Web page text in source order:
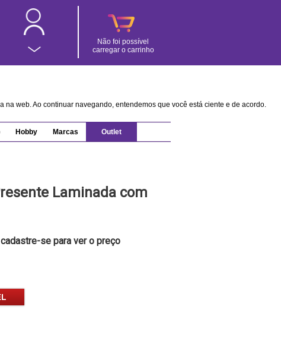
Não foi possível
carregar o carrinho
web. Ao continuar navegando, entendemos que você está ciente e de acordo.
Hobby Marcas Outlet
Laminada com
se para ver o preço